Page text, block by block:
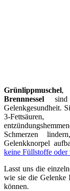
Grünlippmuschel
Brennnessel sind
Gelenkgesundheit.
3-Fettsäuren,
Schmerzen
Gelenkknorpel
keine Füllstoffe oder
Lasst uns die
wie sie die Gelenke
können.